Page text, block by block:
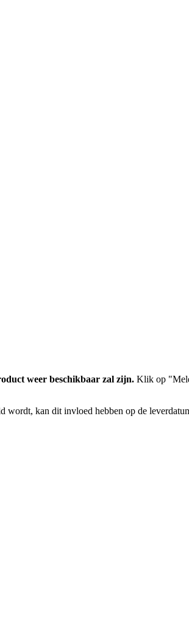
weer beschikbaar zal zijn. Klik op
wordt, kan dit invloed hebben op de